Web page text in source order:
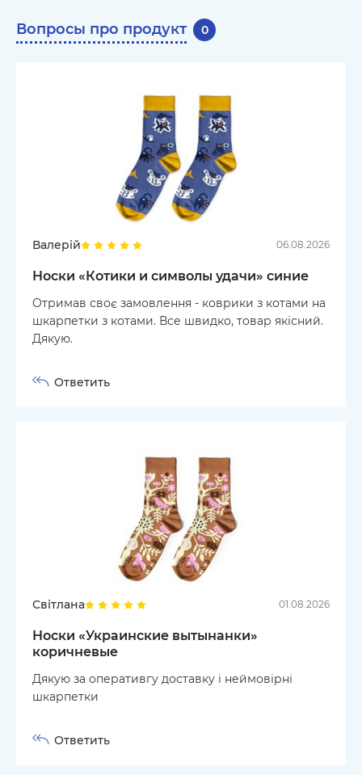
Вопросы про продукт 0
Валерій 06.08.2026
Носки «Котики и символы удачи» синие
Отримав своє замовлення - коврики з котами на
шкарпетки з котами. Все швидко, товар якісний.
Дякую.
Ответить
Світлана 01.08.2026
Носки «Украинские вытынанки»
коричневые
Дякую за оперативгу доставку і неймовірні
шкарпетки
Ответить